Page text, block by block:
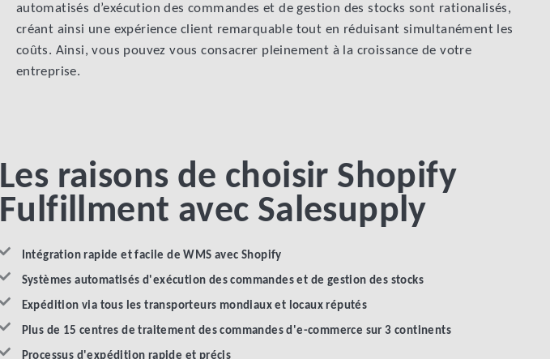
automatisés d’exécution des commandes et de gestion des stocks sont rationalisés,
créant ainsi une expérience client remarquable tout en réduisant simultanément les
coûts. Ainsi, vous pouvez vous consacrer pleinement à la croissance de votre
entreprise.
Les raisons de choisir Shopify
Fulfillment avec Salesupply
Intégration rapide et facile de WMS avec Shopify
Systèmes automatisés d'exécution des commandes et de gestion des stocks
Expédition via tous les transporteurs mondiaux et locaux réputés
Plus de 15 centres de traitement des commandes d'e-commerce sur 3 continents
Processus d'expédition rapide et précis